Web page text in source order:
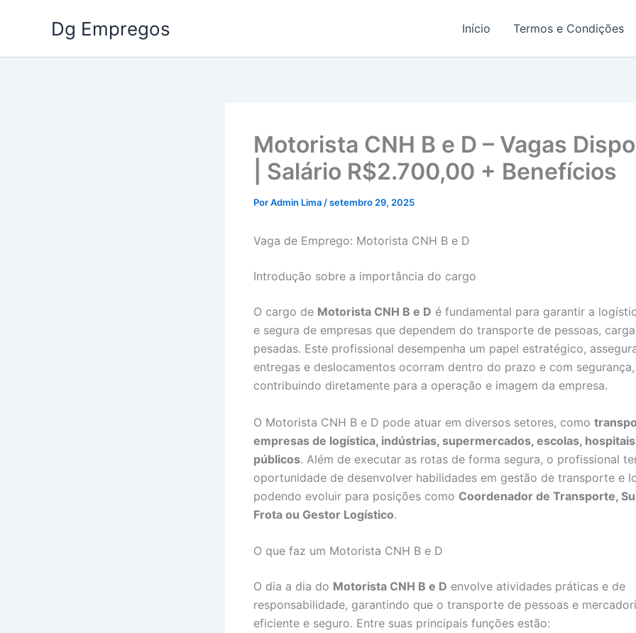
Dg Empregos Início Termos e Condições
Motorista CNH B e D – Vagas
| Salário R$2.700,00 + Benefícios
PorAdmin Lima /setembro 29, 2025
Vaga de Emprego: Motorista CNH B e D
Introdução sobre a importância do cargo
O cargo de Motorista CNH B e D é fundamental para garantir a
e segura de empresas que dependem do transporte de pessoas,
pesadas. Este profissional desempenha um papel estratégico,
entregas e deslocamentos ocorram dentro do prazo e com segurança,
contribuindo diretamente para a operação e imagem da empresa.
O Motorista CNH B e D pode atuar em diversos setores, como
empresas de logística, indústrias, supermercados, escolas,
públicos. Além de executar as rotas de forma segura, o profissional
oportunidade de desenvolver habilidades em gestão de transporte e
podendo evoluir para posições como Coordenador de Transporte,
Frota ou Gestor Logístico.
O que faz um Motorista CNH B e D
O dia a dia do Motorista CNH B e D envolve atividades práticas e de
responsabilidade, garantindo que o transporte de pessoas e
eficiente e seguro. Entre suas principais funções estão: